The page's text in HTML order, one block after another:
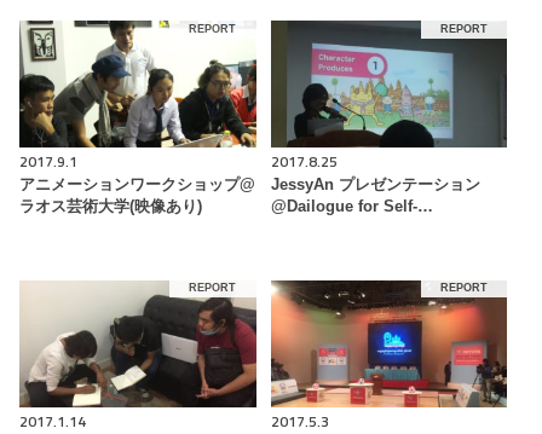
REPORT
2017.9.1
アニメーションワークショップ@
ラオス芸術大学(映像あり)
REPORT
2017.8.25
JessyAn プレゼンテーション
@Dailogue for Self-…
REPORT
2017.1.14
REPORT
2017.5.3